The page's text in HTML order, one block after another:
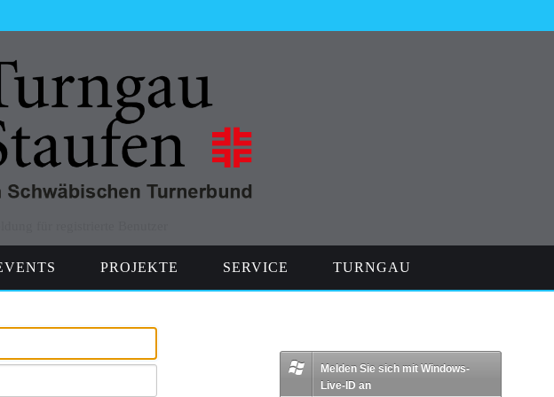
PROJEKTE SERVICE TURNGAU
entsprechend ihrer Zuordnung zu Benutzergruppen (Vereins-Mitarbeiter, Turngau-Mitarbeiter, etc.)
möglich, die bei der Registrierung festgelegt wurden oder mit der Microsoft Live-Id für ein
Melden Sie sich mit Windows-
Live-ID an